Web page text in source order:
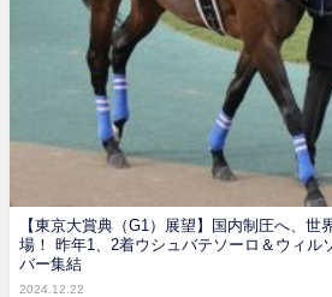
【東京大賞典（G1）展望】国内制圧へ、世
場！ 昨年1、2着ウシュバテソーロ＆ウィル
バー集結
2024.12.22